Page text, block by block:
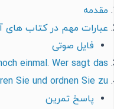
مقدمه
عبارات مهم در کتاب های
فایل صوتی
einmal. Wer sagt das
Sie und ordnen Sie zu
پاسخ تمرین